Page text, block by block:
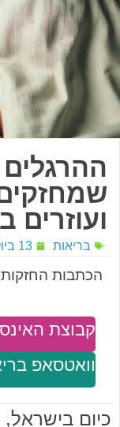
ההרגלים
ועוזרים
בריאות 13 ביולי 2023
הכתבות החזקות
וואטסאפ
קבוצת
כיום